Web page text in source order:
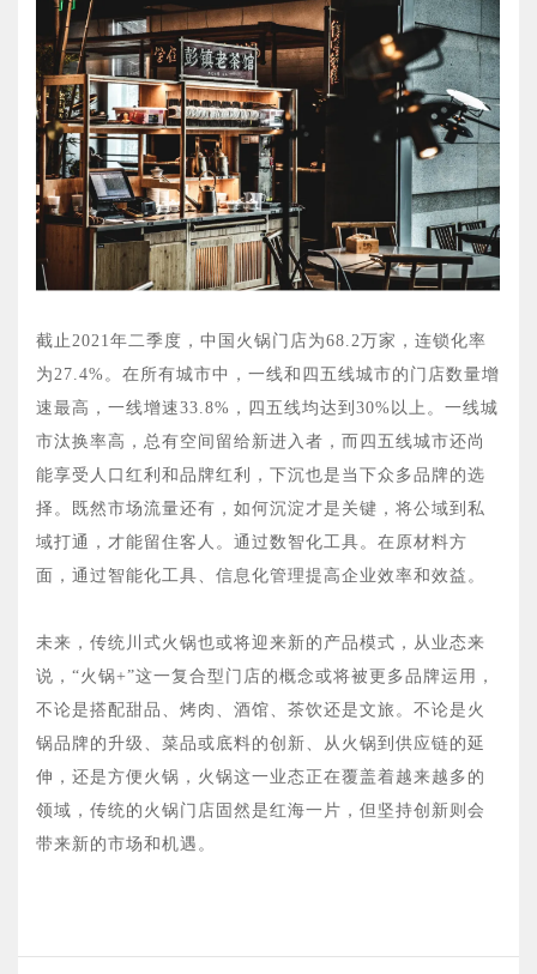
截止2021年二季度，中国火锅门店为68.2万家，连锁化率
为27.4%。在所有城市中，一线和四五线城市的门店数量增
速最高，一线增速33.8%，四五线均达到30%以上。一线城
市汰换率高，总有空间留给新进入者，而四五线城市还尚
能享受人口红利和品牌红利，下沉也是当下众多品牌的选
择。既然市场流量还有，如何沉淀才是关键，将公域到私
域打通，才能留住客人。通过数智化工具。在原材料方
面，通过智能化工具、信息化管理提高企业效率和效益。
未来，传统川式火锅也或将迎来新的产品模式，从业态来
说，“火锅+”这一复合型门店的概念或将被更多品牌运用，
不论是搭配甜品、烤肉、酒馆、茶饮还是文旅。不论是火
锅品牌的升级、菜品或底料的创新、从火锅到供应链的延
伸，还是方便火锅，火锅这一业态正在覆盖着越来越多的
领域，传统的火锅门店固然是红海一片，但坚持创新则会
带来新的市场和机遇。